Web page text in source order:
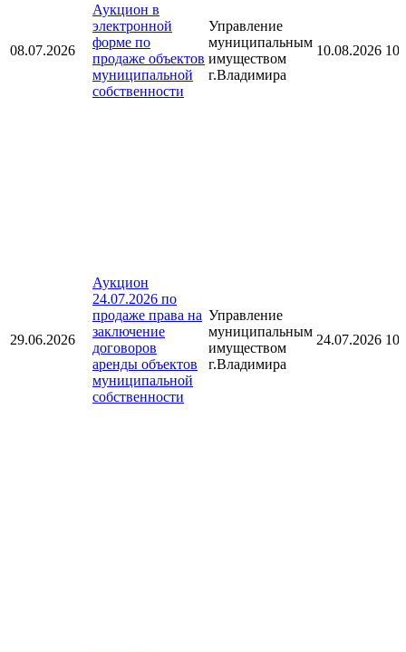
08.07.2026
Аукцион в
электронной
форме по
продаже объектов
муниципальной
собственности
Управление
муниципальным
имуществом
г.Владимира
10.08.2026
29.06.2026
Аукцион
24.07.2026 по
продаже права на
заключение
договоров
аренды объектов
муниципальной
собственности
Управление
муниципальным
имуществом
г.Владимира
24.07.2026